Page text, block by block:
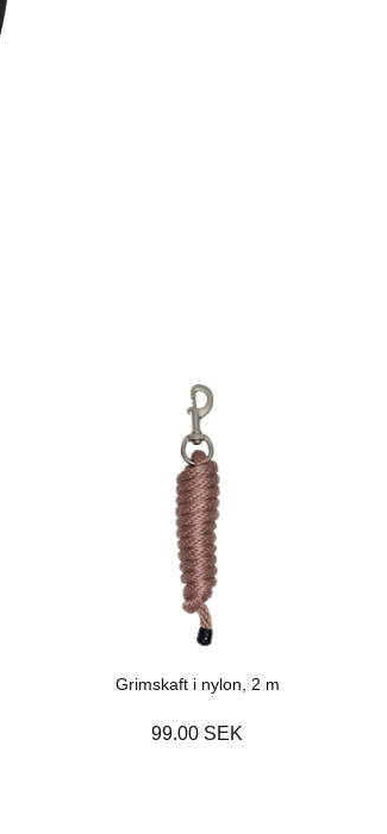
Grimskaft i nylon, 2 m
99.00 SEK